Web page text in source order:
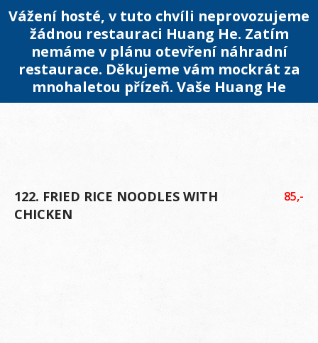
Vážení hosté, v tuto chvíli neprovozujeme
žádnou restauraci Huang He. Zatím
nemáme v plánu otevření náhradní
restaurace. Děkujeme vám mockrát za
mnohaletou přízeň. Vaše Huang He
122. FRIED RICE NOODLES WITH
CHICKEN
85,-